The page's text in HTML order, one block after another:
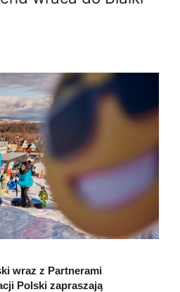
wraz z Partnerami
Polski zapraszają